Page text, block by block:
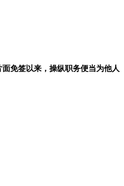
免签以来，操纵职务便当为他人